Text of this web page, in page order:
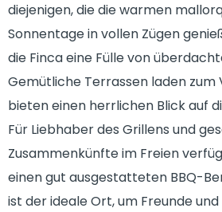
diejenigen, die die warmen
Sonnentage in vollen Zügen
die Finca eine Fülle von
Gemütliche Terrassen laden zum
bieten einen herrlichen Blick auf
Für Liebhaber des Grillens und
Zusammenkünfte im Freien
einen gut ausgestatteten BBQ-
ist der ideale Ort, um Freunde und